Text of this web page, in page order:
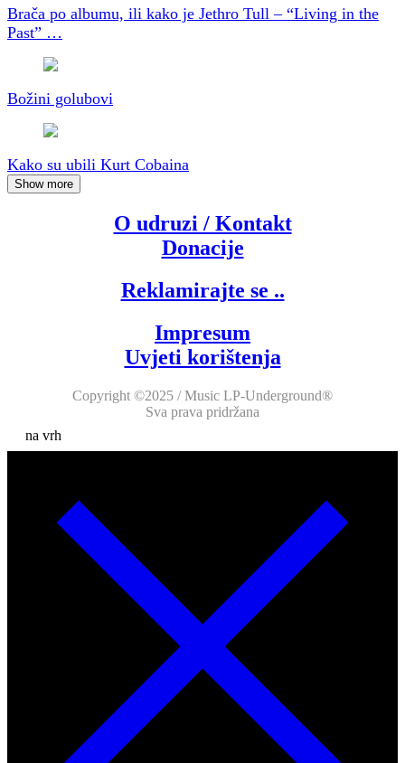
Brača po albumu, ili kako je Jethro Tull – “Living in the
Past” …
Božini golubovi
Kako su ubili Kurt Cobaina
Show more
O udruzi / Kontakt
Donacije
Reklamirajte se ..
Impresum
Uvjeti korištenja
Copyright ©2025 / Music LP-Underground®
Sva prava pridržana
na vrh